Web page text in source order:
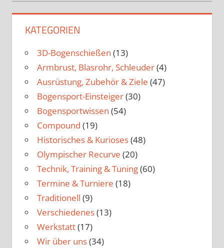
KATEGORIEN
3D-Bogenschießen (13)
Armbrust, Blasrohr, Schleuder(4)
Ausrüstung, Zubehör & Ziele (47)
Bogensport-Einsteiger(30)
Bogensportwissen (54)
Compound (19)
Historisches & Kurioses(48)
Olympischer Recurve (20)
Technik, Training & Tuning(60)
Termine & Turniere (18)
Traditionell (9)
Verschiedenes(13)
Werkstatt(17)
Wir über uns(34)